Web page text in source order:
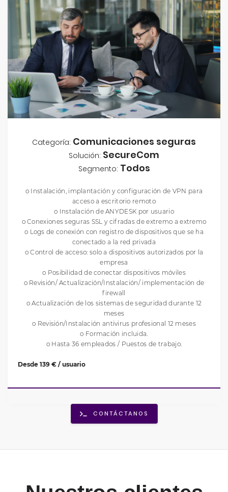
Categoría: Comunicaciones seguras
Solución: SecureCom
Segmento: Todos
o Instalación, implantación y configuración de VPN para
acceso a escritorio remoto
o Instalación de ANYDESK por usuario
o Conexiones seguras SSL y cifradas de extremo a extremo
o Logs de conexión con registro de dispositivos que se ha
conectado a la red privada
o Control de acceso: solo a dispositivos autorizados por la
empresa
o Posibilidad de conectar dispositivos móviles
o Revisión/ Actualización/Instalación/ implementación de
firewall
o Actualización de los sistemas de seguridad durante 12
meses
o Revisión/Instalación antivirus profesional 12 meses
o Formación incluida.
o Hasta 36 empleados / Puestos de trabajo.
Desde 139 € / usuario
CONTÁCTANOS